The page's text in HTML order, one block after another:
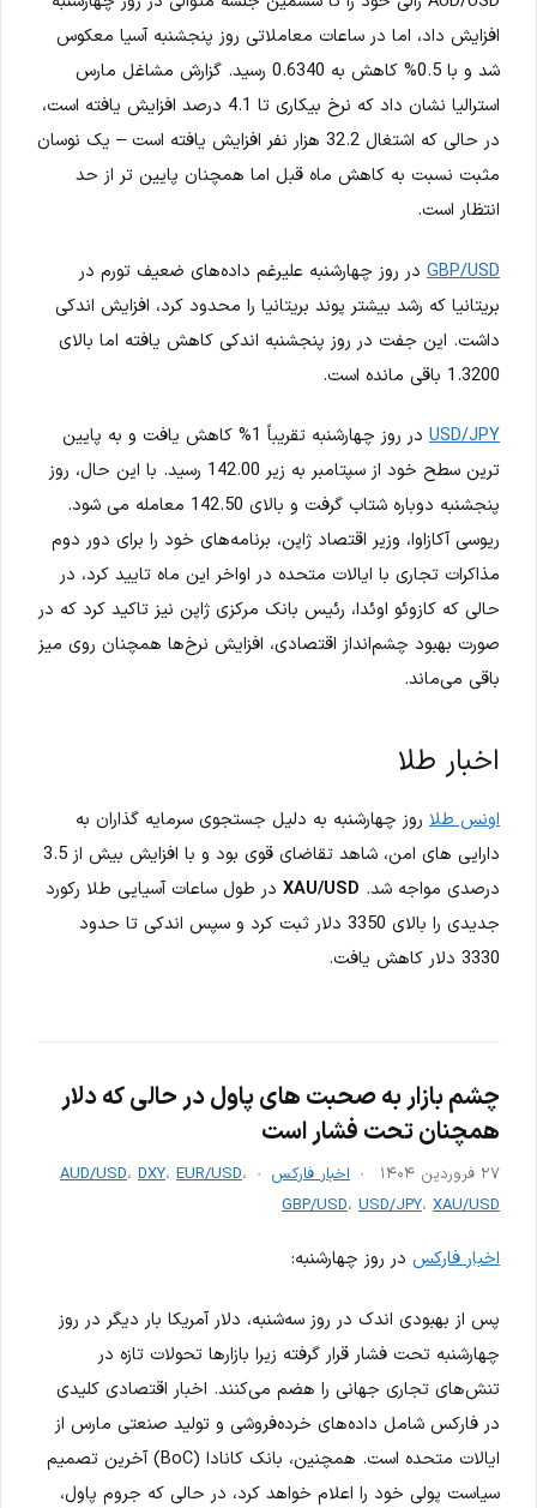
افزایش داد، اما در ساعات معاملاتی روز پنجشنبه آسیا معکوس
شد و با 0.5% کاهش به 0.6340 رسید. گزارش مشاغل مارس
استرالیا نشان داد که نرخ بیکاری تا 4.1 درصد افزایش یافته است،
در حالی که اشتغال 32.2 هزار نفر افزایش یافته است – یک نوسان
مثبت نسبت به کاهش ماه قبل اما همچنان پایین تر از حد
انتظار است.
GBP/USD در روز چهارشنبه علیرغم داده‌های ضعیف تورم در
بریتانیا که رشد بیشتر پوند بریتانیا را محدود کرد، افزایش اندکی
داشت. این جفت در روز پنجشنبه اندکی کاهش یافته اما بالای
1.3200 باقی مانده است.
USD/JPY
در روز چهارشنبه تقریباً 1% کاهش یافت و به پایین
ترین سطح خود از سپتامبر به زیر 142.00 رسید. با این حال، روز
پنجشنبه دوباره شتاب گرفت و بالای 142.50 معامله می شود.
ریوسی آکازاوا، وزیر اقتصاد ژاپن، برنامه‌های خود را برای دور دوم
مذاکرات تجاری با ایالات متحده در اواخر این ماه تایید کرد، در
حالی که کازوئو اوئدا، رئیس بانک مرکزی ژاپن نیز تاکید کرد که در
صورت بهبود چشم‌انداز اقتصادی، افزایش نرخ‌ها همچنان روی میز
باقی می‌ماند.
اخبار طلا
اونس طلا روز چهارشنبه به دلیل جستجوی سرمایه گذاران به
دارایی های امن، شاهد تقاضای قوی بود و با افزایش بیش از 3.5
درصدی مواجه شد. XAU/USD در طول ساعات آسیایی طلا رکورد
جدیدی را بالای 3350 دلار ثبت کرد و سپس اندکی تا حدود
3330 دلار کاهش یافت.
چشم بازار به صحبت های پاول در حالی که دلار
همچنان تحت فشار است
۲۷ فروردین ۱۴۰۴ اخبار فارکس AUD/USD، DXY، EUR/USD،
GBP/USD، USD/JPY، XAU/USD
اخبار فارکس در روز چهارشنبه:
پس از بهبودی اندک در روز سه‌شنبه، دلار آمریکا بار دیگر در روز
چهارشنبه تحت فشار قرار گرفته زیرا بازارها تحولات تازه در
تنش‌های تجاری جهانی را هضم می‌کنند. اخبار اقتصادی کلیدی
در فارکس شامل داده‌های خرده‌فروشی و تولید صنعتی مارس از
ایالات متحده است. همچنین، بانک کانادا (BoC) آخرین تصمیم
سیاست پولی خود را اعلام خواهد کرد، در حالی که جروم پاول،